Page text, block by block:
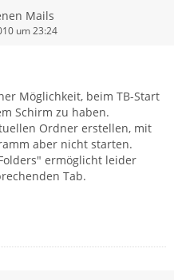
Mails
um 23:24
Möglichkeit, beim TB-Start
Schirm zu haben.
Ordner erstellen, mit
aber nicht starten.
ermöglicht leider
Tab.